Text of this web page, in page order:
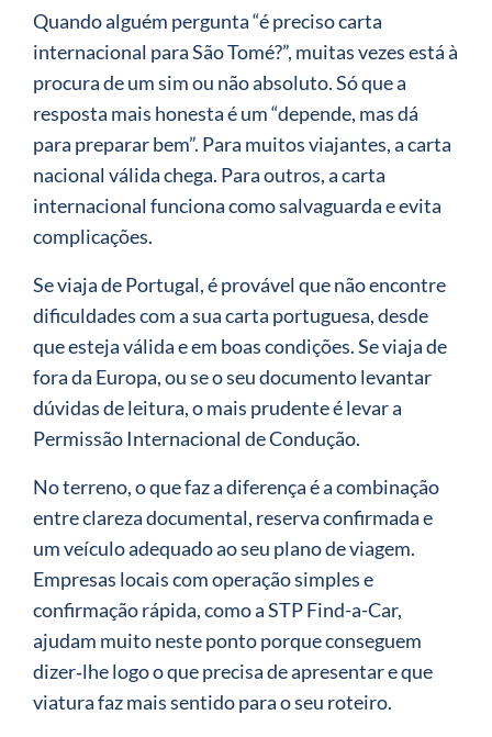
Quando alguém pergunta “é preciso carta
internacional para São Tomé?”, muitas vezes está à
procura de um sim ou não absoluto. Só que a
resposta mais honesta é um “depende, mas dá
para preparar bem”. Para muitos viajantes, a carta
nacional válida chega. Para outros, a carta
internacional funciona como salvaguarda e evita
complicações.
Se viaja de Portugal, é provável que não encontre
dificuldades com a sua carta portuguesa, desde
que esteja válida e em boas condições. Se viaja de
fora da Europa, ou se o seu documento levantar
dúvidas de leitura, o mais prudente é levar a
Permissão Internacional de Condução.
No terreno, o que faz a diferença é a combinação
entre clareza documental, reserva confirmada e
um veículo adequado ao seu plano de viagem.
Empresas locais com operação simples e
confirmação rápida, como a STP Find-a-Car,
ajudam muito neste ponto porque conseguem
dizer‑lhe logo o que precisa de apresentar e que
viatura faz mais sentido para o seu roteiro.